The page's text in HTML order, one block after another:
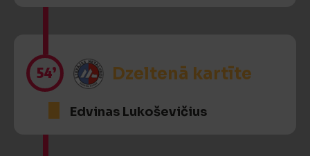
54’ Dzeltenā kartīte
Edvinas Lukoševičius